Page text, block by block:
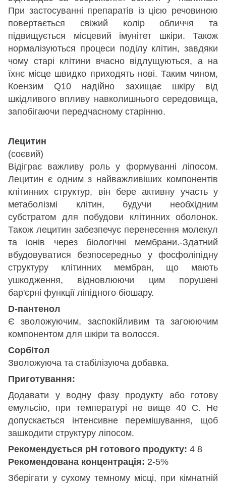
При застосуванні препаратів із цією речовиною
повертається свіжий колір обличчя та
підвищується місцевий імунітет шкіри. Також
нормалізуються процеси поділу клітин, завдяки
чому старі клітини вчасно відлущуються, а на
їхнє місце швидко приходять нові. Таким чином,
Коензим Q10 надійно захищає шкіру від
шкідливого впливу навколишнього середовища,
запобігаючи передчасному старінню.
Лецитин
(соєвий)
Відіграє важливу роль у формуванні ліпосом.
Лецитин є одним з найважливіших компонентів
клітинних структур, він бере активну участь у
метаболізмі клітин, будучи необхідним
субстратом для побудови клітинних оболонок.
Також лецитин забезпечує перенесення молекул
та іонів через біологічні мембрани.-Здатний
вбудовуватися безпосередньо у фосфоліпідну
структуру клітинних мембран, що мають
ушкодження, відновлюючи цим порушені
бар'єрні функції ліпідного біошару.
D-пантенол
Є зволожуючим, заспокійливим та загоюючим
компонентом для шкіри та волосся.
Сорбітол
Зволожуюча та стабілізуюча добавка.
Приготування:
Додавати у водну фазу продукту або готову
емульсію, при температурі не вище 40 С. Не
допускається інтенсивне перемішування, щоб
зашкодити структуру ліпосом.
Рекомендується pH готового продукту: 4 8
Рекомендована концентрація: 2-5%
Зберігати у сухому темному місці, при кімнатній